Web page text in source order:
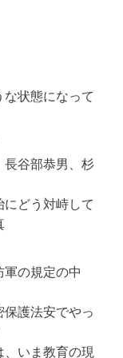
な状態になって
長谷部恭男、杉
どう対峙して
軍の規定の中
護法安でやっ
、いま教育の現